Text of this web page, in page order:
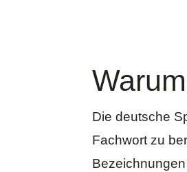
Die deutsche
Fachwort zu